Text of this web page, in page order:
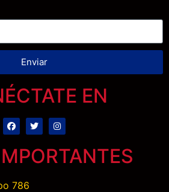
Enviar
EN
786